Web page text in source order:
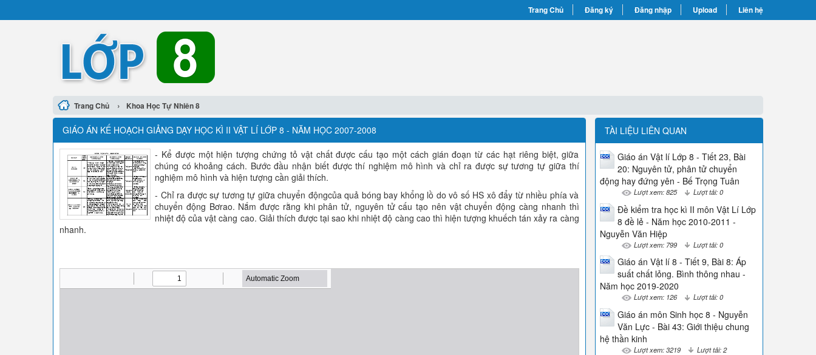
Trang Chủ Đăng ký Đăng nhập Upload Liên hệ
Trang Chủ › Khoa Học Tự Nhiên 8
GIÁO ÁN KẾ HOẠCH GIẢNG DẠY HỌC KÌ II VẬT LÍ LỚP 8 - NĂM HỌC 2007-2008
- Kể được một hiện tượng chứng tỏ vật chất được cấu tạo một cách gián đoạn từ các hạt riêng biệt, giữa
chúng có khoảng cách. Bước đầu nhận biết được thí nghiệm mô hình và chỉ ra được sự tương tự giữa thí
nghiệm mô hình và hiện tượng cần giải thích.
- Chỉ ra được sự tương tự giữa chuyển độngcủa quả bóng bay khổng lồ do vô số HS xô đẩy từ nhiều phía và
chuyển động Bơrao. Nắm được rằng khi phân tử, nguyên tử cấu tạo nên vật chuyển động càng nhanh thì
nhiệt độ của vật càng cao. Giải thích được tại sao khi nhiệt độ càng cao thì hiện tượng khuếch tán xảy ra càng
nhanh.
TÀI LIỆU LIÊN QUAN
Giáo án Vật lí Lớp 8 - Tiết 23, Bài
20: Nguyên tử, phân tử chuyển
động hay đứng yên - Bế Trọng Tuân
Lượt xem: 825 Lượt tải: 0
Đề kiểm tra học kì II môn Vật Lí Lớp
8 đề lẻ - Năm học 2010-2011 -
Nguyễn Văn Hiệp
Lượt xem: 799 Lượt tải: 0
Giáo án Vật lí 8 - Tiết 9, Bài 8: Áp
suất chất lỏng. Bình thông nhau -
Năm học 2019-2020
Lượt xem: 126 Lượt tải: 0
Giáo án môn Sinh học 8 - Nguyễn
Văn Lực - Bài 43: Giới thiệu chung
hệ thần kinh
Lượt xem: 3219 Lượt tải: 2